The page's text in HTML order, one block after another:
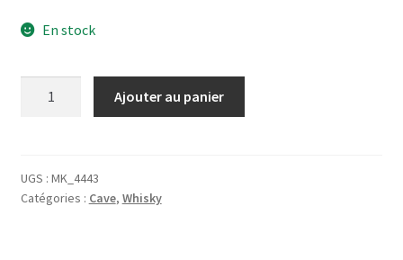
En stock
BOWMORE
12
Ajouter au panier
UGS : MK_4443
Catégories : Cave, Whisky